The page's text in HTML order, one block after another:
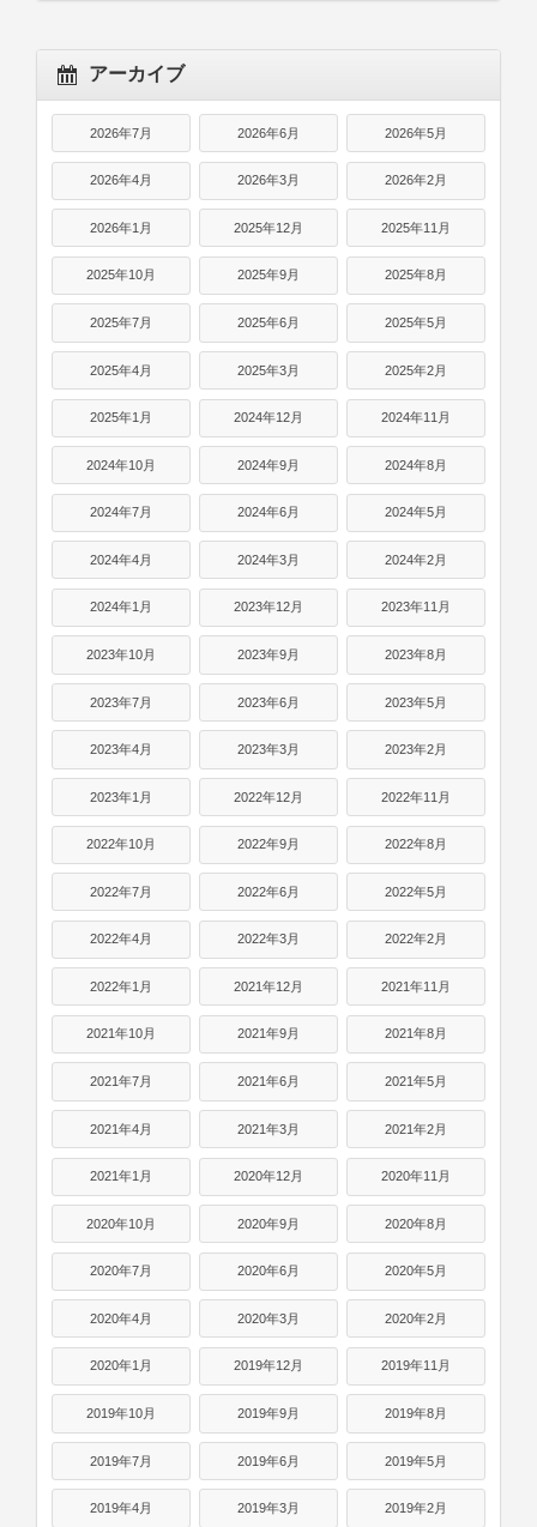
アーカイブ
2026年7月 2026年6月 2026年5月
2026年4月 2026年3月 2026年2月
2026年1月 2025年12月 2025年11月
2025年10月 2025年9月 2025年8月
2025年7月 2025年6月 2025年5月
2025年4月 2025年3月 2025年2月
2025年1月 2024年12月 2024年11月
2024年10月 2024年9月 2024年8月
2024年7月 2024年6月 2024年5月
2024年4月 2024年3月 2024年2月
2024年1月 2023年12月 2023年11月
2023年10月 2023年9月 2023年8月
2023年7月 2023年6月 2023年5月
2023年4月 2023年3月 2023年2月
2023年1月 2022年12月 2022年11月
2022年10月 2022年9月 2022年8月
2022年7月 2022年6月 2022年5月
2022年4月 2022年3月 2022年2月
2022年1月 2021年12月 2021年11月
2021年10月 2021年9月 2021年8月
2021年7月 2021年6月 2021年5月
2021年4月 2021年3月 2021年2月
2021年1月 2020年12月 2020年11月
2020年10月 2020年9月 2020年8月
2020年7月 2020年6月 2020年5月
2020年4月 2020年3月 2020年2月
2020年1月 2019年12月 2019年11月
2019年10月 2019年9月 2019年8月
2019年7月 2019年6月 2019年5月
2019年4月 2019年3月 2019年2月